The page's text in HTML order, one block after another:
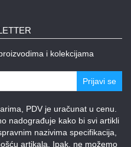
i kolekcijama
Prijavi se
PDV je uračunat u cenu.
nadograđuje kako bi svi artikli
nazivima specifikacija,
artikala. Ipak, ne možemo